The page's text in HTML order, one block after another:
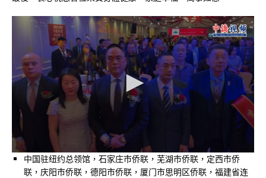
中国驻纽约总领馆，石家庄市侨联，芜湖市侨联，定西市侨
联，庆阳市侨联，德阳市侨联，厦门市思明区侨联，福建省连